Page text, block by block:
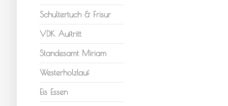
Schultertuch & Frisur
VDK Auftritt
Standesamt Miriam
Westerholzlauf
Eis Essen